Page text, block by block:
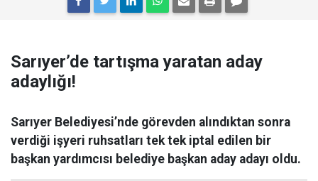
Sarıyer’de tartışma yaratan aday
adaylığı!
Sarıyer Belediyesi’nde görevden alındıktan sonra
verdiği işyeri ruhsatları tek tek iptal edilen bir
başkan yardımcısı belediye başkan aday adayı oldu.